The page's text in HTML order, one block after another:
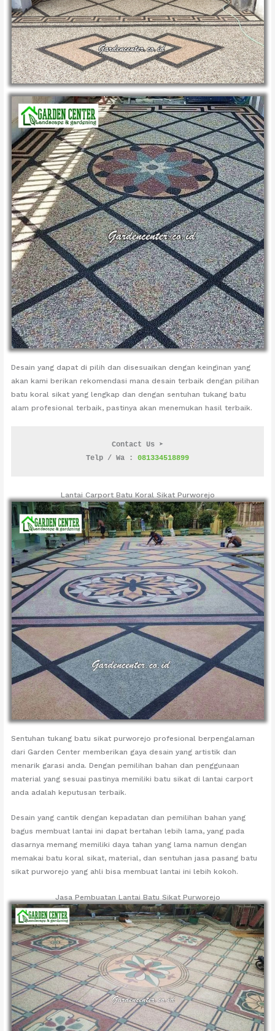
Desain yang dapat di pilih dan disesuaikan dengan keinginan yang
akan kami berikan rekomendasi mana desain terbaik dengan pilihan
batu koral sikat yang lengkap dan dengan sentuhan tukang batu
alam profesional terbaik, pastinya akan menemukan hasil terbaik.
Contact Us ➤
Telp / Wa : 081334518899
Lantai Carport Batu Koral Sikat Purworejo
Sentuhan tukang batu sikat purworejo profesional berpengalaman
dari Garden Center memberikan gaya desain yang artistik dan
menarik garasi anda. Dengan pemilihan bahan dan penggunaan
material yang sesuai pastinya memiliki batu sikat di lantai carport
anda adalah keputusan terbaik.
Desain yang cantik dengan kepadatan dan pemilihan bahan yang
bagus membuat lantai ini dapat bertahan lebih lama, yang pada
dasarnya memang memiliki daya tahan yang lama namun dengan
memakai batu koral sikat, material, dan sentuhan jasa pasang batu
sikat purworejo yang ahli bisa membuat lantai ini lebih kokoh.
Jasa Pembuatan Lantai Batu Sikat Purworejo